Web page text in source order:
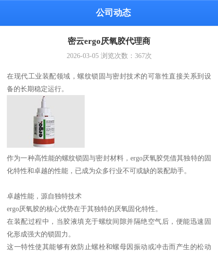
公司动态
密云ergo厌氧胶代理商
2026-03-05浏览次数： 367次
在现代工业装配领域，螺纹锁固与密封技术的可靠性直接关系到设
备的长期稳定运行。
作为一种高性能的螺纹锁固与密封材料，ergo厌氧胶凭借其独特的固
化特性和卓越的性能，已成为众多行业不可或缺的装配助手。
卓越性能，源自独特技术
ergo厌氧胶的核心优势在于其独特的厌氧固化特性。
在装配过程中，当胶液填充于螺纹间隙并隔绝空气后，便能迅速固
化形成强大的锁固力。
这一特性使其能够有效防止螺栓和螺母因振动或冲击而产生的松动